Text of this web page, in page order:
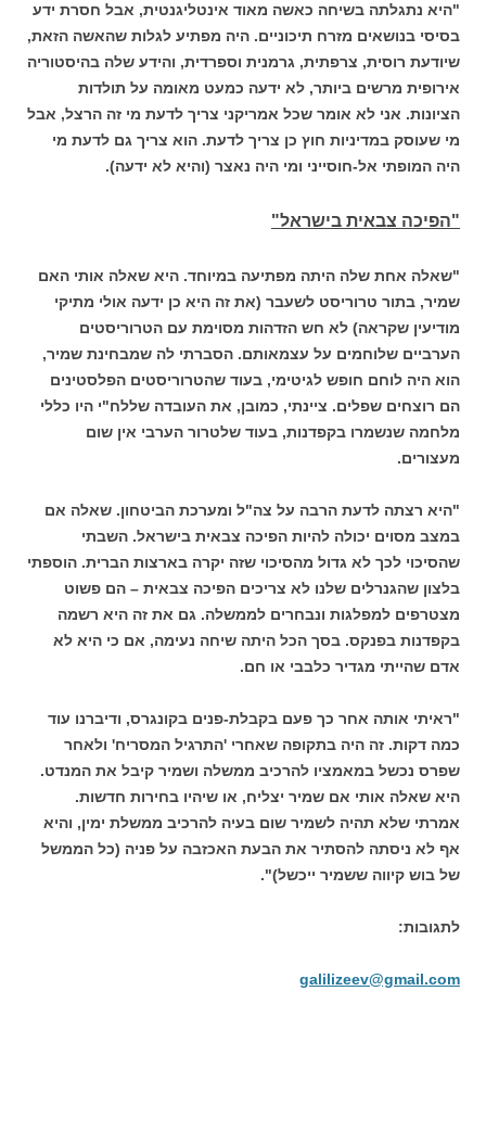
"היא נתגלתה בשיחה כאשה מאוד אינטליגנטית, אבל חסרת ידע
בסיסי בנושאים מזרח תיכוניים. היה מפתיע לגלות שהאשה הזאת,
שיודעת רוסית, צרפתית, גרמנית וספרדית, והידע שלה בהיסטוריה
אירופית מרשים ביותר, לא ידעה כמעט מאומה על תולדות
הציונות. אני לא אומר שכל אמריקני צריך לדעת מי זה הרצל, אבל
מי שעוסק במדיניות חוץ כן צריך לדעת. הוא צריך גם לדעת מי
היה המופתי אל-חוסייני ומי היה נאצר (והיא לא ידעה).
"הפיכה צבאית בישראל"
"שאלה אחת שלה היתה מפתיעה במיוחד. היא שאלה אותי האם
שמיר, בתור טרוריסט לשעבר (את זה היא כן ידעה אולי מתיקי
מודיעין שקראה) לא חש הזדהות מסוימת עם הטרוריסטים
הערביים שלוחמים על עצמאותם. הסברתי לה שמבחינת שמיר,
הוא היה לוחם חופש לגיטימי, בעוד שהטרוריסטים הפלסטינים
הם רוצחים שפלים. ציינתי, כמובן, את העובדה שללח"י היו כללי
מלחמה שנשמרו בקפדנות, בעוד שלטרור הערבי אין שום
מעצורים.
"היא רצתה לדעת הרבה על צה"ל ומערכת הביטחון. שאלה אם
במצב מסוים יכולה להיות הפיכה צבאית בישראל. השבתי
שהסיכוי לכך לא גדול מהסיכוי שזה יקרה בארצות הברית. הוספתי
בלצון שהגנרלים שלנו לא צריכים הפיכה צבאית – הם פשוט
מצטרפים למפלגות ונבחרים לממשלה. גם את זה היא רשמה
בקפדנות בפנקס. בסך הכל היתה שיחה נעימה, אם כי היא לא
אדם שהייתי מגדיר כלבבי או חם.
"ראיתי אותה אחר כך פעם בקבלת-פנים בקונגרס, ודיברנו עוד
כמה דקות. זה היה בתקופה שאחרי 'התרגיל המסריח' ולאחר
שפרס נכשל במאמציו להרכיב ממשלה ושמיר קיבל את המנדט.
היא שאלה אותי אם שמיר יצליח, או שיהיו בחירות חדשות.
אמרתי שלא תהיה לשמיר שום בעיה להרכיב ממשלת ימין, והיא
אף לא ניסתה להסתיר את הבעת האכזבה על פניה (כל הממשל
של בוש קיווה ששמיר ייכשל)".
לתגובות:
galilizeev@gmail.com